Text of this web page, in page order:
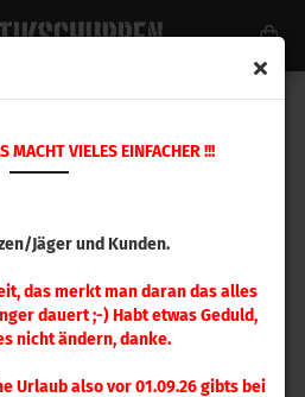
MACHT VIELES EINFACHER !!!
Jäger und Kunden.
das merkt man daran das alles
dauert ;-) Habt etwas Geduld,
nicht ändern, danke.
Urlaub also vor 01.09.26 gibts bei